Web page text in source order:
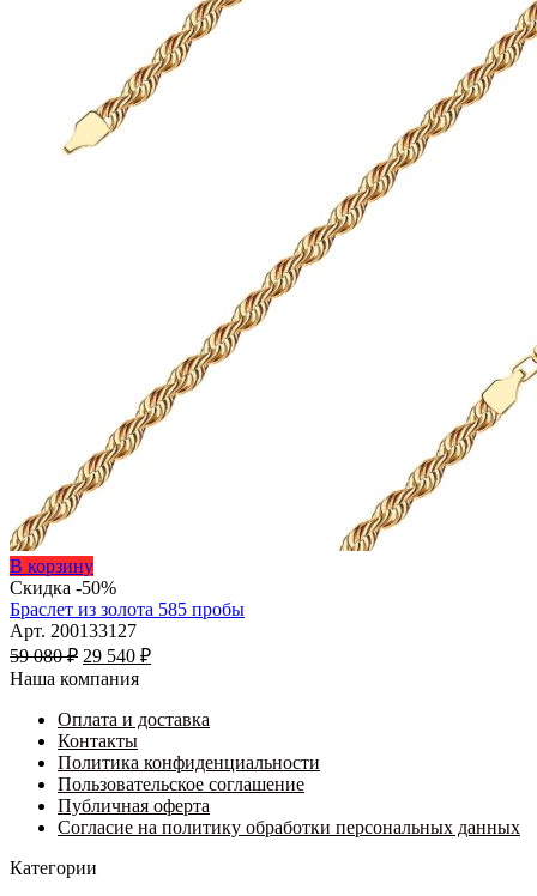
странице
товара.
34
595 ₽
В корзинуЭтот
товар
имеет
несколько
вариаций.
Опции
выбрать
на
странице
товара.
Скидка -50%
Браслет из золота 585 пробы
Арт. 200133127
59 080₽ Первоначальная
цена
59
080 ₽.
29 540 ₽Текущая
540 ₽.
Наша компания
Оплата и доставка
Контакты
Политика конфиденциальности
Пользовательское соглашение
Публичная оферта
Согласие на политику обработки персональных данных
Категории